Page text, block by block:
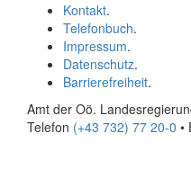
Kontakt.
Telefonbuch.
Impressum.
Datenschutz.
Barrierefreiheit.
Amt der Oö.
Telefon (+43 732) 77 20-0 •